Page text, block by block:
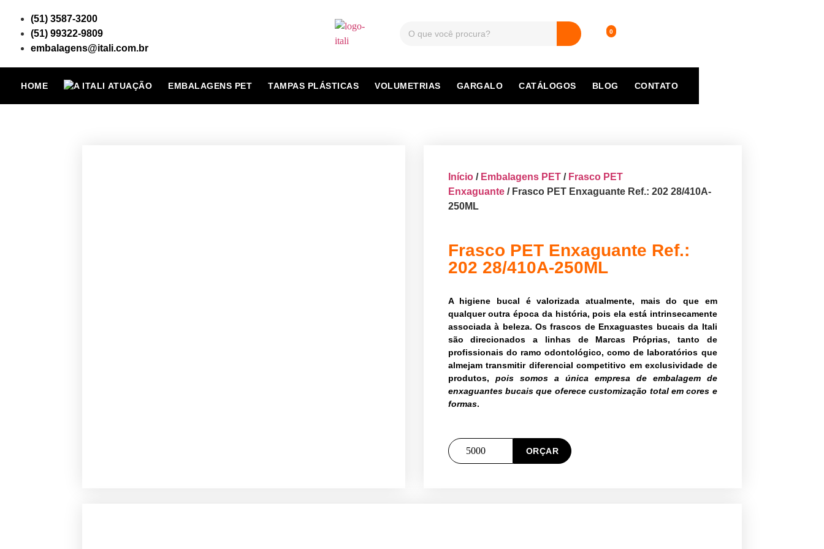
(51) 3587-3200
(51) 99322-9809
embalagens@itali.com.br
HOME ATUAÇÃO EMBALAGENS PET TAMPAS PLÁSTICAS VOLUMETRIAS GARGALO CATÁLOGOS BLOG CONTATO
Início/ Embalagens PET/ Frasco PET
Enxaguante/ Frasco PET Enxaguante Ref.: 202 28/410A-
250ML
Frasco PET Enxaguante Ref.:
202 28/410A-250ML
A higiene bucal é valorizada atualmente, mais do que em
qualquer outra época da história, pois ela está intrinsecamente
associada à beleza. Os frascos de Enxaguastes bucais da Itali
são direcionados a linhas de Marcas Próprias, tanto de
profissionais do ramo odontológico, como de laboratórios que
almejam transmitir diferencial competitivo em exclusividade de
produtos, pois somos a única empresa de embalagem de
enxaguantes bucais que oferece customização total em cores e
formas.
ORÇAR